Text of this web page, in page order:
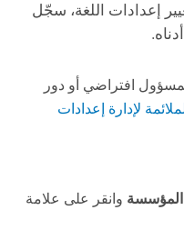
إعدادات اللغة، سجّل
افتراضي أو دور
لإدارة إعدادات
المؤسسة وانقر على علامة